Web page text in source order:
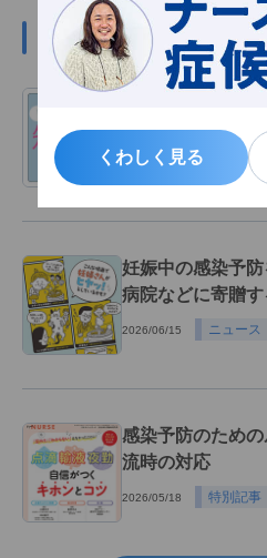
くわしく見る
くわしく見る
#感染管理の関連記事
すく解説
2026/07/29 最新トピ
妊娠中の感染予
病院などに寄贈
2026/06/15 ニュース
感染予防のため
流時の対応
2026/05/18 特別記事